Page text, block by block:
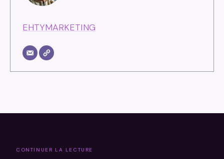
EHTYMARKETING
CONTINUER LA LECTURE